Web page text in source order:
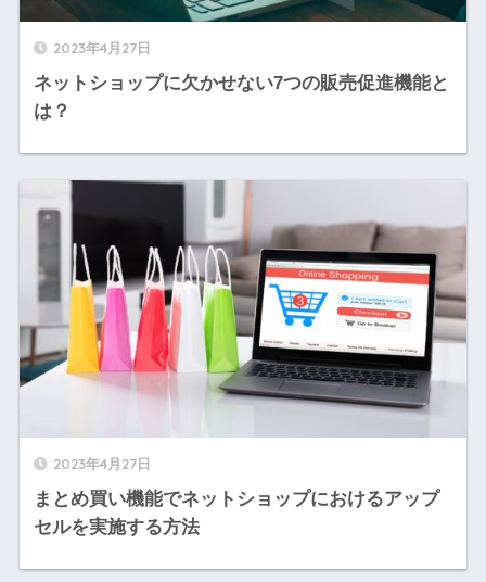
2023年4月27日
ネットショップに欠かせない7つの販売促進機能と
は？
2023年4月27日
まとめ買い機能でネットショップにおけるアップ
セルを実施する方法